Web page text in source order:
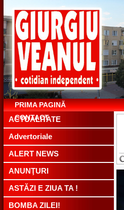
PRIMA PAGINĂ
CONTACT
ACTUALITATE
Advertoriale
ALERT NEWS
ANUNŢURI
ASTĂZI E ZIUA TA !
BOMBA ZILEI!